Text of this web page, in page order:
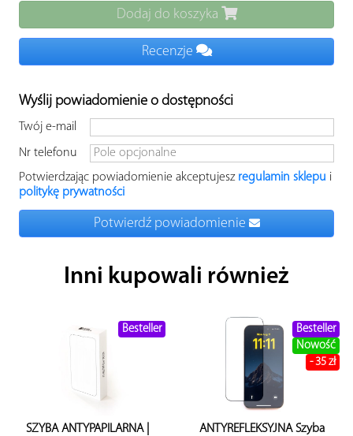
Dodaj do koszyka
Recenzje
Wyślij powiadomienie o dostępności
Twój e-mail
Nr telefonu
Potwierdzając powiadomienie akceptujesz regulamin sklepu i
politykę prywatności
Potwierdź powiadomienie
Inni kupowali również
Besteller
SZYBA ANTYPAPILARNA |
Besteller
Nowość
- 35 zł
ANTYREFLEKSYJNA Szyba